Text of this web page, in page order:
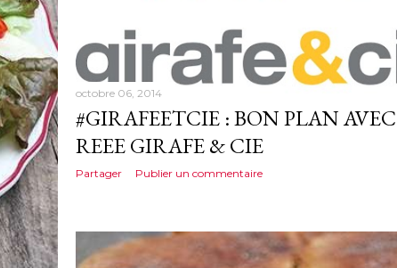
octobre 06, 2014
#GIRAFEETCIE : BON PLAN
REEE GIRAFE & CIE
Partager Publier un commentaire